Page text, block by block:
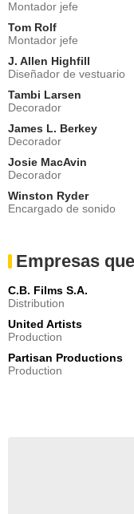
Montador jefe
Tom Rolf
Montador jefe
J. Allen Highfill
Diseñador de vestuario
Tambi Larsen
Decorador
James L. Berkey
Decorador
Josie MacAvin
Decorador
Winston Ryder
Encargado de sonido
Empresas
C.B. Films S.A.
Distribution
United Artists
Production
Partisan Productions
Production